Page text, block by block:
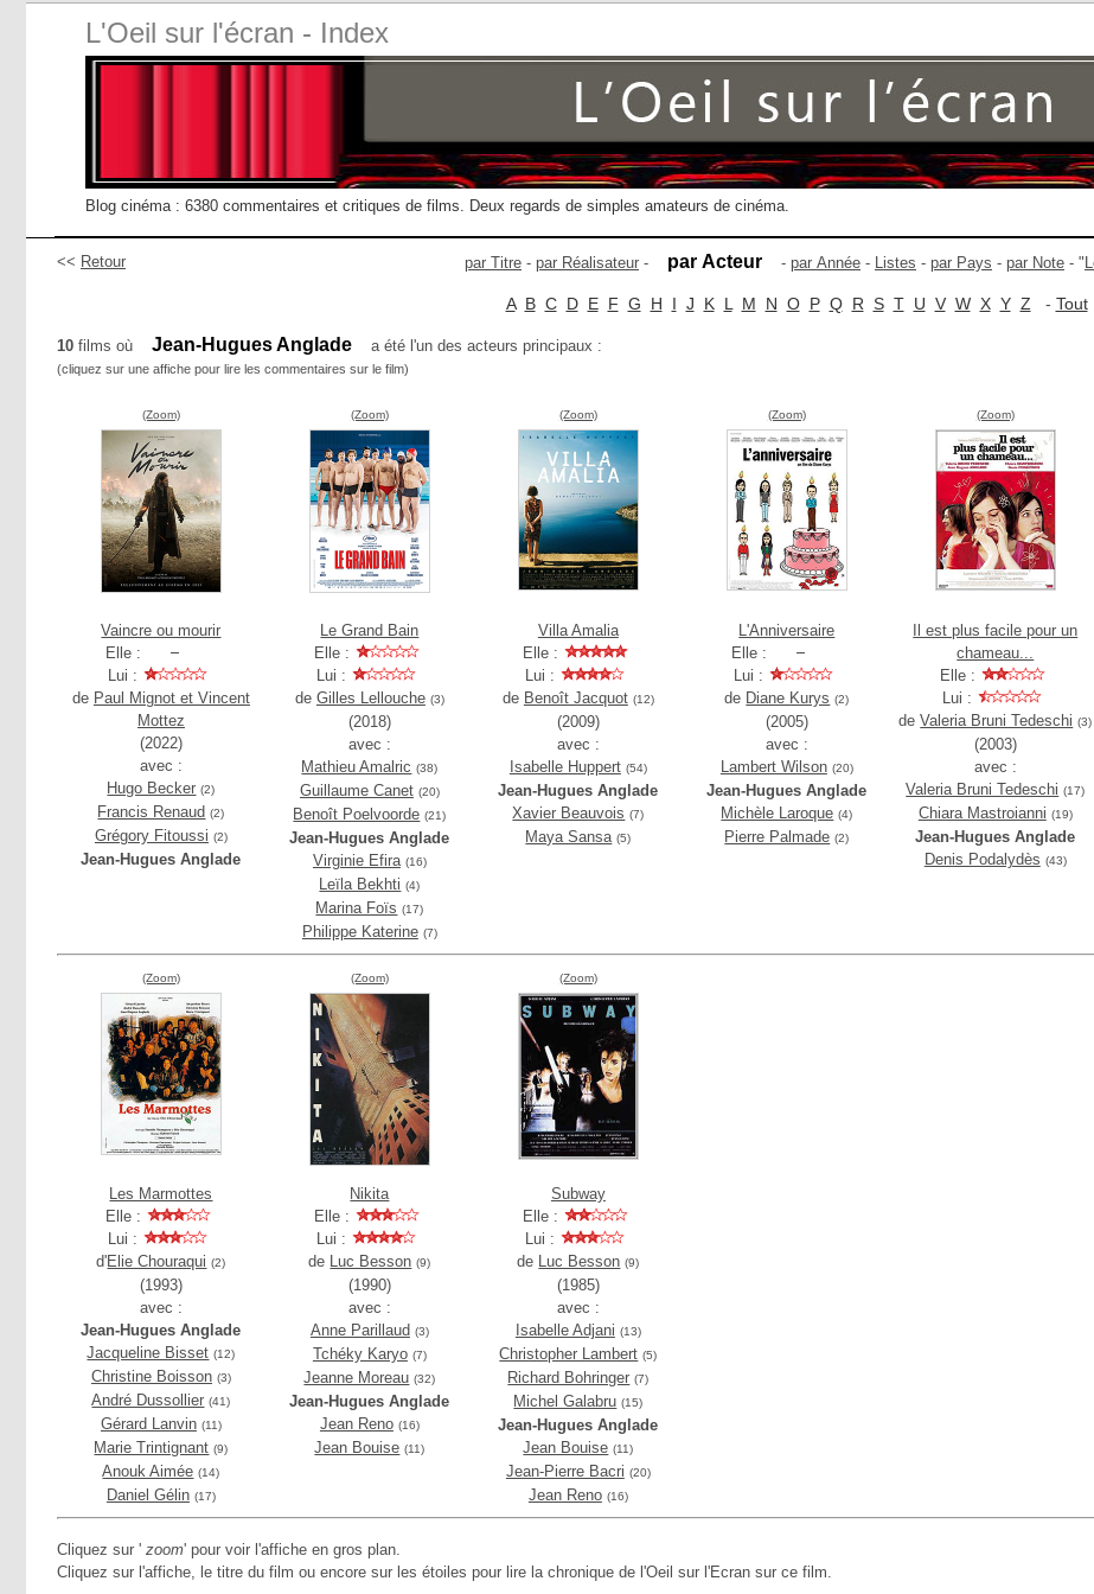
L'Oeil sur l'écran - Index
Blog cinéma : 6380 commentaires et critiques de films. Deux regards de simples amateurs de cinéma.
<< Retour par Titre - par Réalisateur - par Acteur - par Année - Listes - par Pays - par Note - "
A B C D E F G H I J K L M N O P Q R S T U V W X Y Z - Tout
10 films où Jean-Hugues Anglade a été l'un des acteurs principaux :
(cliquez sur une affiche pour lire les commentaires sur le film)
(Zoom)
Vaincre ou mourir
Elle :
Lui :
de Paul Mignot et Vincent
Mottez
(2022)
avec :
Hugo Becker (2)
Francis Renaud (2)
Grégory Fitoussi (2)
Jean-Hugues Anglade
(Zoom)
Le Grand Bain
Elle :
Lui :
de Gilles Lellouche (3)
(2018)
avec :
Mathieu Amalric (38)
Guillaume Canet (20)
Benoît Poelvoorde (21)
Jean-Hugues Anglade
Virginie Efira (16)
Leïla Bekhti (4)
Marina Foïs (17)
Philippe Katerine (7)
(Zoom)
Villa Amalia
Elle :
Lui :
de Benoît Jacquot (12)
(2009)
avec :
Isabelle Huppert (54)
Jean-Hugues Anglade
Xavier Beauvois (7)
Maya Sansa (5)
(Zoom)
L'Anniversaire
Elle :
Lui :
de Diane Kurys (2)
(2005)
avec :
Lambert Wilson (20)
Jean-Hugues Anglade
Michèle Laroque (4)
Pierre Palmade (2)
(Zoom)
Il est plus facile pour un
chameau...
Elle :
Lui :
deValeria Bruni Tedeschi (3)
(2003)
avec :
Valeria Bruni Tedeschi (17)
Chiara Mastroianni (19)
Jean-Hugues Anglade
Denis Podalydès (43)
(Zoom)
Les Marmottes
Elle :
Lui :
d'Elie Chouraqui (2)
(1993)
avec :
Jean-Hugues Anglade
Jacqueline Bisset (12)
Christine Boisson (3)
André Dussollier (41)
Gérard Lanvin (11)
Marie Trintignant (9)
Anouk Aimée (14)
Daniel Gélin (17)
(Zoom)
Nikita
Elle :
Lui :
de Luc Besson (9)
(1990)
avec :
Anne Parillaud (3)
Tchéky Karyo (7)
Jeanne Moreau (32)
Jean-Hugues Anglade
Jean Reno (16)
Jean Bouise (11)
(Zoom)
Subway
Elle :
Lui :
de Luc Besson (9)
(1985)
avec :
Isabelle Adjani (13)
Christopher Lambert (5)
Richard Bohringer (7)
Michel Galabru (15)
Jean-Hugues Anglade
Jean Bouise (11)
Jean-Pierre Bacri (20)
Jean Reno (16)
Cliquez sur ' zoom' pour voir l'affiche en gros plan.
Cliquez sur l'affiche, le titre du film ou encore sur les étoiles pour lire la chronique de l'Oeil sur l'Ecran sur ce film.